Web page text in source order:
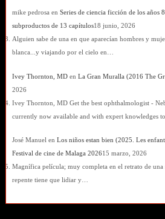
mike pedrosa en Series de ciencia ficción de los años
subproductos de 13 capítulos18 junio, 2026
Alguien sabe de una en que aparecían hombres y
blanca...y viajando por el cielo en…
Ivey Thornton, MDen La Gran Muralla (2016 The
2026
Ivey Thornton, MD Get the best ophthalmologist -
currently now available and with expert knowledges
José Manuelen Los niños estan bien (2025. Les
Festival de cine de Malaga 202615 marzo, 2026
Magnífica película; muy completa en el retrato de
repente tiene que lidiar y…